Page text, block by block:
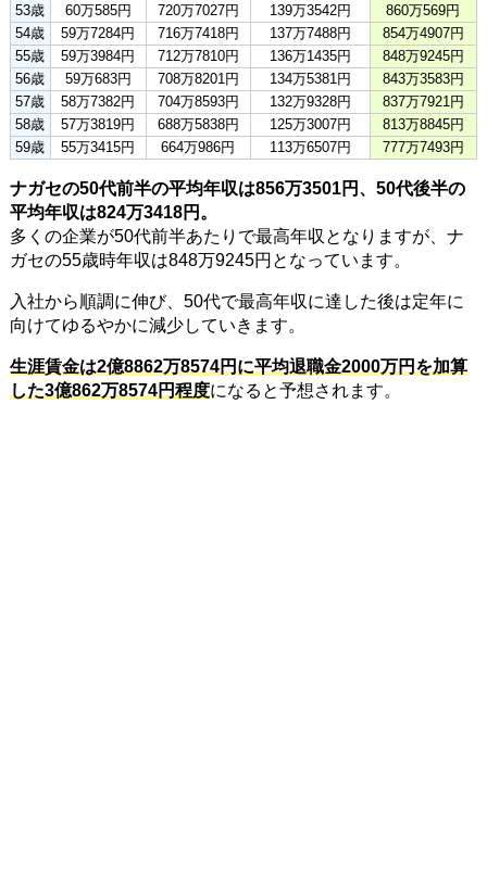
53歳 60万585円 720万7027円 139万3542円
860万569円
54歳
59万7284円 716万7418円 137万7488円
854万4907円
55歳
59万3984円 712万7810円 136万1435円
848万9245円
56歳
59万683円 708万8201円 134万5381円
843万3583円
57歳
58万7382円 704万8593円 132万9328円
837万7921円
58歳
57万3819円 688万5838円 125万3007円
813万8845円
59歳
55万3415円 664万986円 113万6507円 777万7493円
ナガセの50代前半の平均年収は856万3501円、50代後半の
平均年収は824万3418円。
多くの企業が50代前半あたりで最高年収となりますが、ナ
ガセの55歳時年収は848万9245円となっています。
入社から順調に伸び、50代で最高年収に達した後は定年に
向けてゆるやかに減少していきます。
生涯賃金は2億8862万8574円に平均退職金2000万円を加算
した3億862万8574円程度になると予想されます。